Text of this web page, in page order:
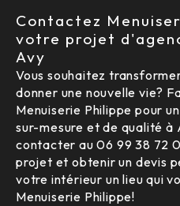
Contactez
votre projet
Avy
Vous souhaitez
donner une nouvelle vie?
Menuiserie Philippe pour
sur-mesure et de qualité à
contacter au 06 99 38 72
projet et obtenir un devis
votre intérieur un lieu qui
Menuiserie Philippe!